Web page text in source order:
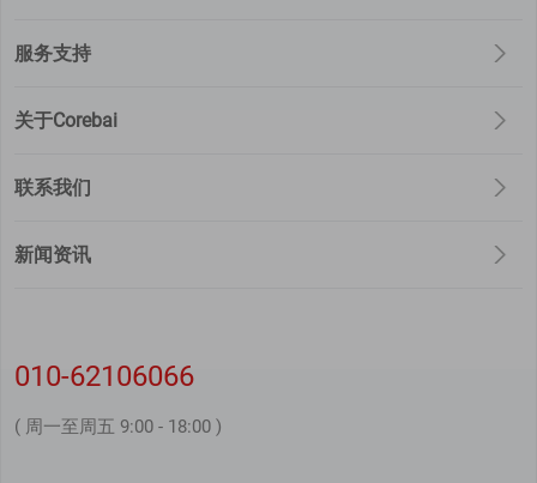
服务支持
关于Corebai
联系我们
新闻资讯
010-62106066
( 周一至周五 9:00 - 18:00 )